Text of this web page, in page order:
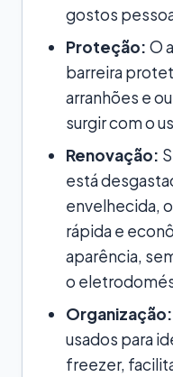
gostos
Proteção: O
barreira
arranhões e
surgir com o
Renovação:
está
envelhecida,
rápida e
aparência,
o
Organização:
usados para
freezer,